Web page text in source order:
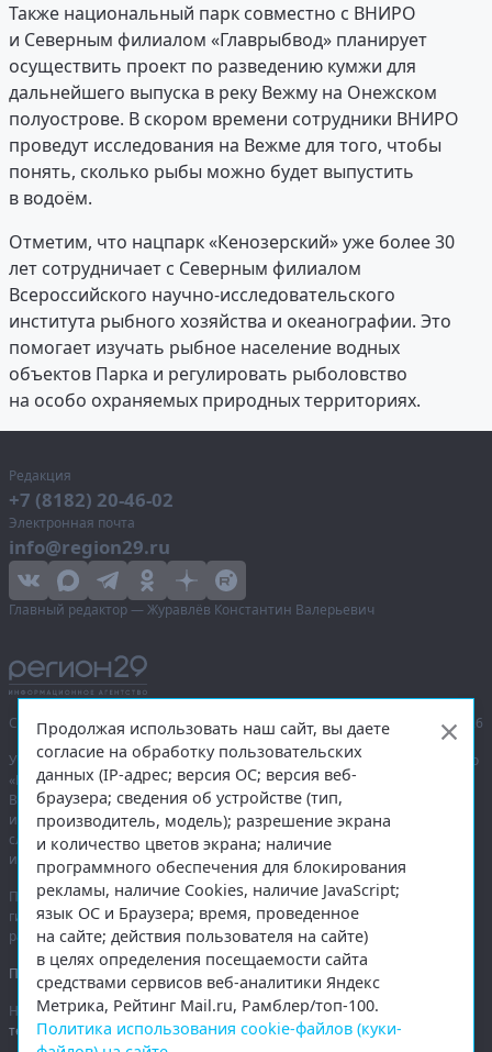
Также национальный парк совместно с ВНИРО
и Северным филиалом «Главрыбвод» планирует
осуществить проект по разведению кумжи для
дальнейшего выпуска в реку Вежму на Онежском
полуострове. В скором времени сотрудники ВНИРО
проведут исследования на Вежме для того, чтобы
понять, сколько рыбы можно будет выпустить
в водоём.
Отметим, что нацпарк «Кенозерский» уже более 30
лет сотрудничает с Северным филиалом
Всероссийского научно-исследовательского
института рыбного хозяйства и океанографии. Это
помогает изучать рыбное население водных
объектов Парка и регулировать рыболовство
на особо охраняемых природных территориях.
Редакция
+7 (8182) 20-46-02
Электронная почта
info@region29.ru
Главный редактор — Журавлёв Константин Валерьевич
Сетевое издание «Информационное агентство Регион 29»,
© 2016–2026
Учредитель — общество с ограниченной ответственностью «Агентство
«Правда Севера».
Выписка из реестра зарегистрированных средств массовой
информации:ЭЛ № ФС 77-74226от 09.11.2018 выдано Федеральной
службой по надзору в сфере связи, информационных технологий
и массовых коммуникаций (Роскомнадзор).
При полном или частичном использовании любых материалов
гиперссылка на region29.ruобязательна. Копирование материалов без
разрешения администрации сайта запрещено.
Правовая информация
На информационном ресурсе применяютсярекомендательные
технологии.
Продолжая использовать наш сайт, вы даете
согласие на обработку пользовательских
данных (IP-адрес; версия ОС; версия веб-
браузера; сведения об устройстве (тип,
производитель, модель); разрешение экрана
и количество цветов экрана; наличие
программного обеспечения для блокирования
рекламы, наличие Cookies, наличие JavaScript;
язык ОС и Браузера; время, проведенное
на сайте; действия пользователя на сайте)
в целях определения посещаемости сайта
средствами сервисов веб-аналитики Яндекс
Метрика, Рейтинг Mail.ru, Рамблер/топ-100.
Политика использования cookie-файлов (куки-